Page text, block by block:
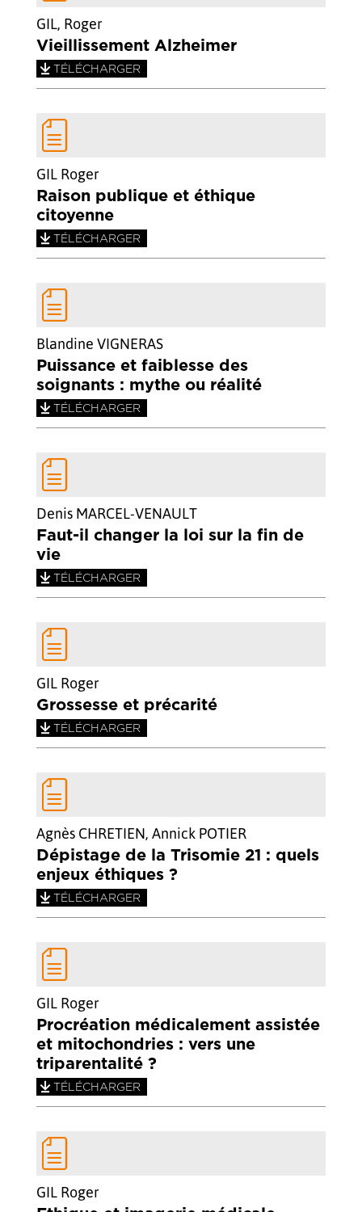
GIL, Roger
Vieillissement Alzheimer
TÉLÉCHARGER
GIL Roger
Raison publique et éthique
citoyenne
TÉLÉCHARGER
Blandine VIGNERAS
Puissance et faiblesse des
soignants : mythe ou réalité
TÉLÉCHARGER
Denis MARCEL-VENAULT
Faut-il changer la loi sur la fin de
vie
TÉLÉCHARGER
GIL Roger
Grossesse et précarité
TÉLÉCHARGER
Agnès CHRETIEN, Annick POTIER
Dépistage de la Trisomie 21 : quels
enjeux éthiques ?
TÉLÉCHARGER
GIL Roger
Procréation médicalement assistée
et mitochondries : vers une
triparentalité ?
TÉLÉCHARGER
GIL Roger